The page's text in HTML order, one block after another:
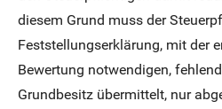
diesem Grund muss der
Feststellungserklärung, mit der
Bewertung notwendigen,
Grundbesitz übermittelt, nur